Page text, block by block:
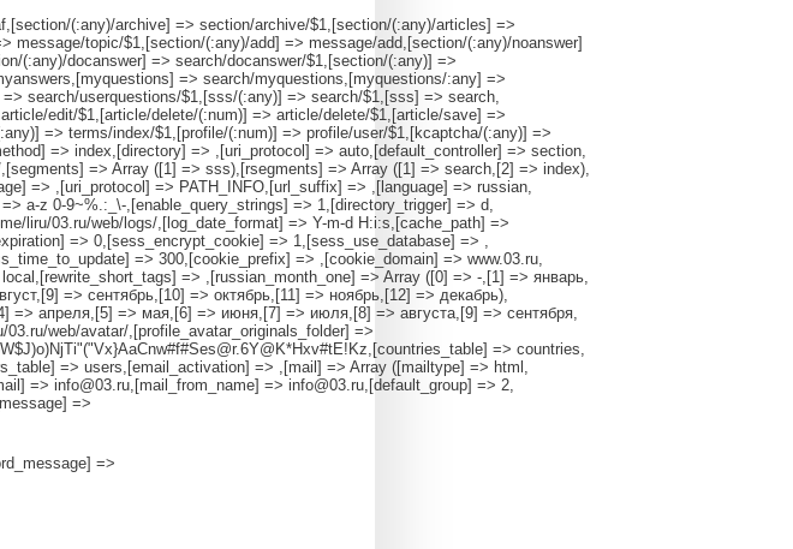
(:any)/archive] => section/archive/$1,[section/(:any)/articles] =>
topic/$1,[section/(:any)/add] => message/add,[section/(:any)/noanswer]
(:any)/docanswer] => search/docanswer/$1,[section/(:any)] =>
=> search/myquestions,[myquestions/:any] =>
search/userquestions/$1,[sss/(:any)] => search/$1,[sss] => search,
edit/$1,[article/delete/(:num)] => article/delete/$1,[article/save] =>
=> terms/index/$1,[profile/(:num)] => profile/user/$1,[kcaptcha/(:any)] =>
=> index,[directory] => ,[uri_protocol] => auto,[default_controller] => section,
=> Array ([1] => sss),[rsegments] => Array ([1] => search,[2] => index),
=> ,[uri_protocol] => PATH_INFO,[url_suffix] => ,[language] => russian,
a-z 0-9~%.:_\-,[enable_query_strings] => 1,[directory_trigger] => d,
liru/03.ru/web/logs/,[log_date_format] => Y-m-d H:i:s,[cache_path] =>
=> 0,[sess_encrypt_cookie] => 1,[sess_use_database] => ,
=> 300,[cookie_prefix] => ,[cookie_domain] => www.03.ru,
=> ,[russian_month_one] => Array ([0] => -,[1] => январь,
=> сентябрь,[10] => октябрь,[11] => ноябрь,[12] => декабрь),
апреля,[5] => мая,[6] => июня,[7] => июля,[8] => августа,[9] => сентября,
web/avatar/,[profile_avatar_originals_folder] =>
=> countries,
=> users,[email_activation] => ,[mail] => Array ([mailtype] => html,
=> info@03.ru,[mail_from_name] => info@03.ru,[default_group] => 2,
=>
=>